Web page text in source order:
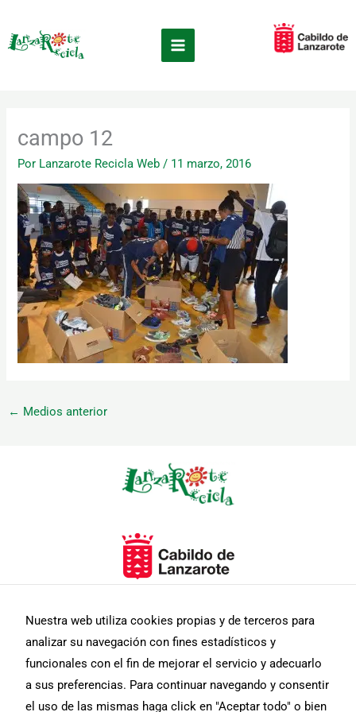
contenido
campo 12
Por Lanzarote Recicla Web / 11 marzo, 2016
← Medios anterior
Nuestra web utiliza cookies propias y de terceros para
analizar su navegación con fines estadísticos y
funcionales con el fin de mejorar el servicio y adecuarlo
a sus preferencias. Para continuar navegando y consentir
el uso de las mismas haga click en "Aceptar todo" o bien
son
opcionales.
Son
para que
funcione la
web.
Estadísticas
Para que